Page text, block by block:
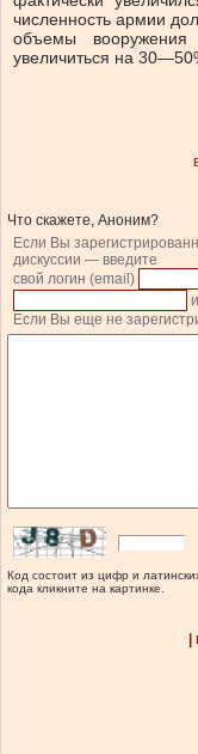
численность армии
объемы
увеличиться на
Что скажете, Аноним?
Если Вы
дискуссии — введите
свой логин (email)
Если Вы еще не
Код состоит из цифр и
кода кликните на картинке.